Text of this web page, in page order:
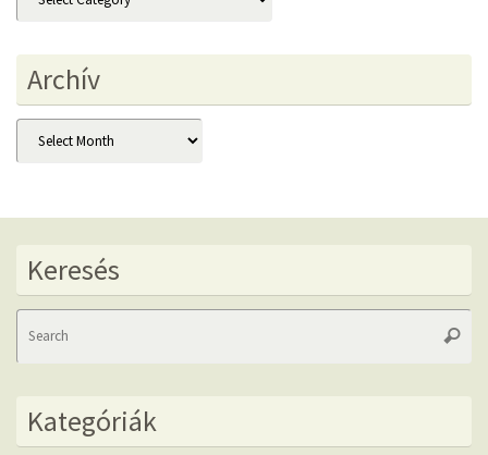
Archív
Archív
Keresés
Kategóriák